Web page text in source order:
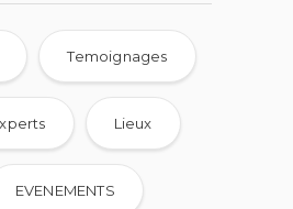
Temoignages
Lieux
EVENEMENTS